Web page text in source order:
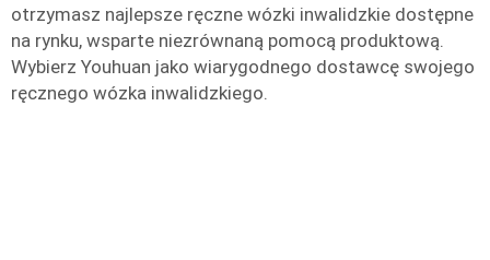
otrzymasz najlepsze ręczne wózki inwalidzkie dostępne
na rynku, wsparte niezrównaną pomocą produktową.
Wybierz Youhuan jako wiarygodnego dostawcę swojego
ręcznego wózka inwalidzkiego.